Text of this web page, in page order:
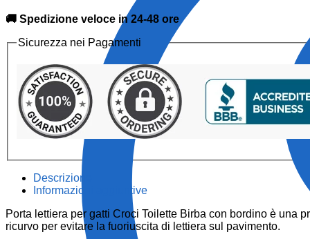
Toilette
Birba
con
quantità
🚚 Spedizione veloce in 24-48 ore
Sicurezza nei Pagamenti
Descrizione
Informazioni aggiuntive
Porta lettiera per gatti Croci Toilette Birba con bordino è una
ricurvo per evitare la fuoriuscita di lettiera sul pavimento.